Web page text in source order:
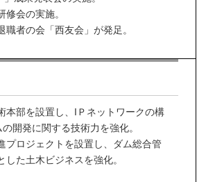
会の実施。
職者の会「西友会」が発足。
本部を設置し、IＰネットワークの構
開発に関する技術力を強化。
プロジェクトを設置し、ダム総合管
した土木ビジネスを強化。